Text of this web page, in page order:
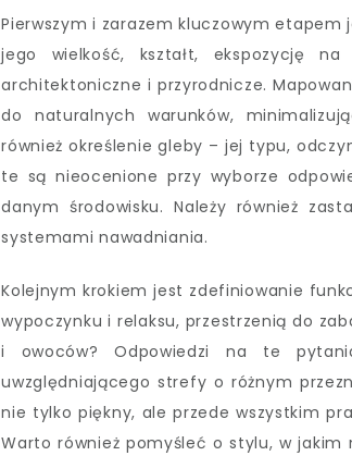
Pierwszym i zarazem kluczowym etapem
jego wielkość, kształt, ekspozycję
architektoniczne i przyrodnicze.
do naturalnych warunków,
również określenie gleby – jej typu,
te są nieocenione przy wyborze
danym środowisku. Należy również
systemami nawadniania.
Kolejnym krokiem jest zdefiniowanie
wypoczynku i relaksu, przestrzenią do
i owoców? Odpowiedzi na te
uwzględniającego strefy o różnym
nie tylko piękny, ale przede wszystkim
Warto również pomyśleć o stylu, w